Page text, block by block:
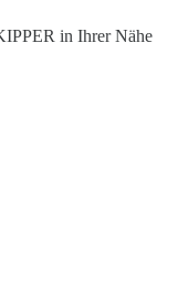
in Ihrer Nähe